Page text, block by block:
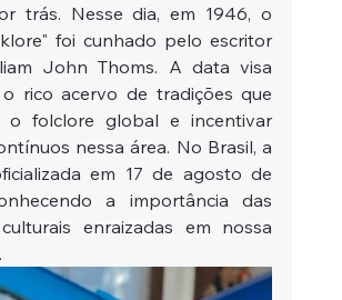
trás. Nesse dia, em 1946, o
foi cunhado pelo escritor
John Thoms. A data visa
rico acervo de tradições que
o folclore global e incentivar
nessa área. No Brasil, a
em 17 de agosto de
a importância das
enraizadas em nossa